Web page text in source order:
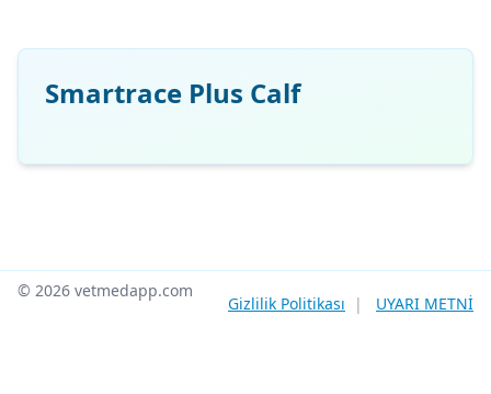
Smartrace Plus Calf
© 2026 vetmedapp.com
Gizlilik Politikası | UYARI METNİ